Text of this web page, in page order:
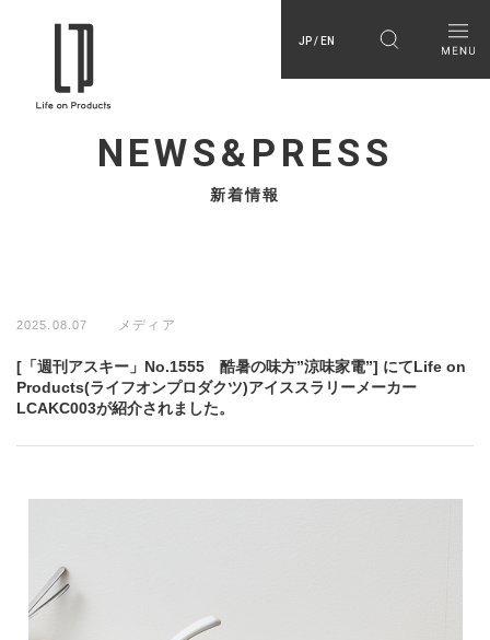
JP / EN
NEWS&PRESS
新着情報
2025.08.07 メディア
[「週刊アスキー」No.1555 酷暑の味方”涼味家電”] にてLife on
Products(ライフオンプロダクツ)アイススラリーメーカー
LCAKC003が紹介されました。